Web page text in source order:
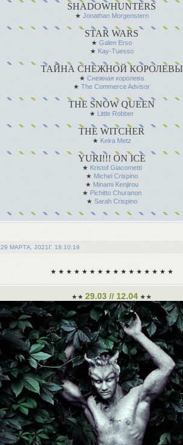
SHADOWHUNTERS
★ Jonathan Morgenstern
STAR WARS
★ Galen Erso
★ Kay-Tuesso
ТАЙНА СНЕЖНОЙ КОРОЛЕВЫ
★ Снежная королева
★ The Commerce Advisor
THE SNOW QUEEN
★ Little Robber
THE WITCHER
★ Keira Metz
YURI!!! ON ICE
★ Kristof Giacometti
★ Michel Crispino
★ Minami Kenjirou
★ Pichitto Churanon
★ Sarah Crispino
29 МАРТА, 2021Г. 18:10:19
★ ★ ★ ★ ★ ★ ★ ★ ★ ★ ★ ★ ★ ★ ★ ★
★★ 29.03 // 12.04 ★★